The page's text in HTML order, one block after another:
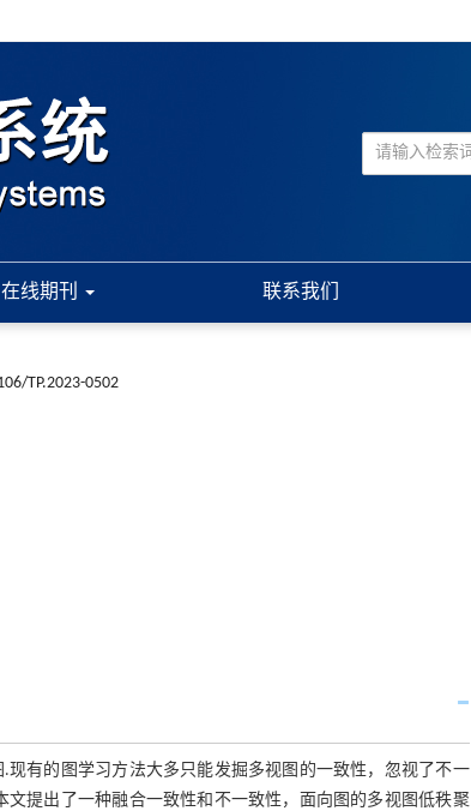
在线期刊 联系我们
TP.2023-0502
有的图学习方法大多只能发掘多视图的一致性，忽视了不一
提出了一种融合一致性和不一致性，面向图的多视图低秩聚